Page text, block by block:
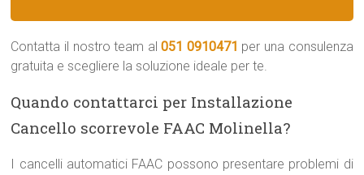
Contatta il nostro team al051 0910471 per una consulenza
gratuita e scegliere la soluzione ideale per te.
Quando contattarci per Installazione
Cancello scorrevole FAAC Molinella?
I cancelli automatici FAAC possono presentare problemi di